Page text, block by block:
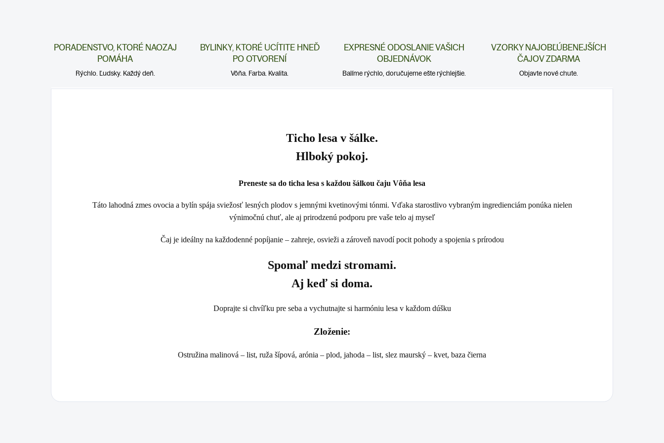
PORADENSTVO, KTORÉ NAOZAJ
POMÁHA
Rýchlo. Ľudsky. Každý deň.
BYLINKY, KTORÉ UCÍTITE HNEĎ
PO OTVORENÍ
Vôňa. Farba. Kvalita.
EXPRESNÉ ODOSLANIE VAŠICH
OBJEDNÁVOK
Balíme rýchlo, doručujeme ešte rýchlejšie.
VZORKY NAJOBĽÚBENEJŠÍCH
ČAJOV ZDARMA
Objavte nové chute.
Ticho lesa v šálke.
Hlboký pokoj.
Preneste sa do ticha lesa s každou šálkou čaju Vôňa lesa
Táto lahodná zmes ovocia a bylín spája sviežosť lesných plodov s jemnými kvetinovými tónmi. Vďaka starostlivo vybraným ingredienciám ponúka nielen
výnimočnú chuť, ale aj prirodzenú podporu pre vaše telo aj myseľ
Čaj je ideálny na každodenné popíjanie – zahreje, osvieži a zároveň navodí pocit pohody a spojenia s prírodou
Spomaľ medzi stromami.
Aj keď si doma.
Doprajte si chvíľku pre seba a vychutnajte si harmóniu lesa v každom dúšku
Zloženie:
Ostružina malinová – list, ruža šípová, arónia – plod, jahoda – list, slez maurský – kvet, baza čierna